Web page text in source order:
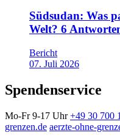
Südsudan: Was
Welt? 6
Bericht
07. Juli 2026
Spendenservice
Mo-Fr 9-17 Uhr +49 30 700
grenzen.de aerzte-ohne-